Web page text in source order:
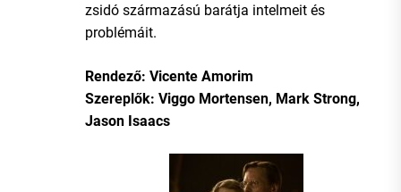
zsidó származású barátja intelmeit és
problémáit.
Rendező: Vicente Amorim
Szereplők: Viggo Mortensen, Mark Strong,
Jason Isaacs